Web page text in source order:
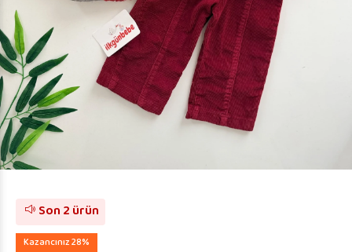
Son 2 ürün
Kazancınız 28%